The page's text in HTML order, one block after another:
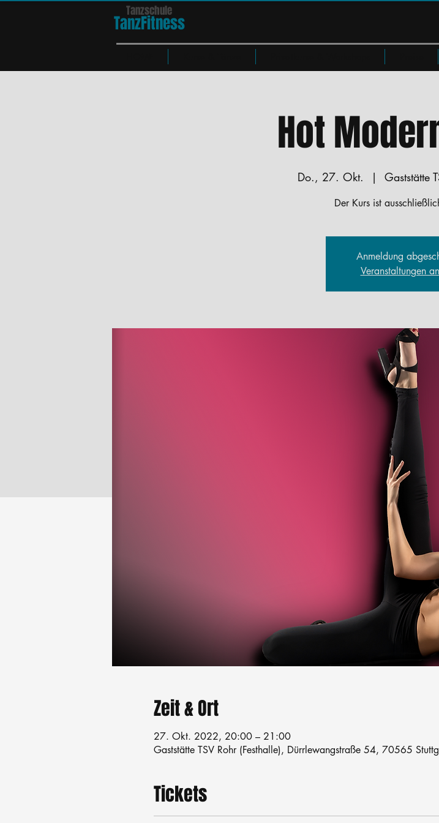
Tanzschule
TanzFitness
Hot
Do., 27. Okt.
  |
Gaststätte
Der Kurs ist
Anmeldung
Veranstaltungen
Zeit & Ort
27. Okt. 2022, 20:00 – 21:00
Gaststätte TSV Rohr (Festhalle), Dürrlewangstraße 54, 70565
Tickets